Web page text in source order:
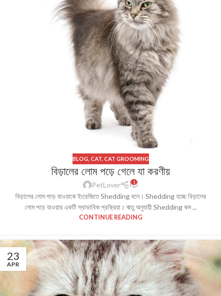
BLOG CAT, CAT GROOMING
বিড়ালের লোম পড়ে গেলে যা করণীয়
PetLover 1
বিড়ালের লোম পড়ে যাওয়াকে ইংরেজিতে Shedding বলে। Shedding হচ্ছে বিড়ালের
লোম পড়ে যাওয়ার একটি স্বাভাবিক প্রক্রিয়া। ঋতু অনুযায়ী Shedding কম ...
CONTINUE READING
23
APR